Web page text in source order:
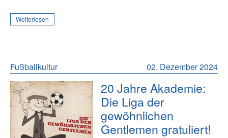
Weiterlesen
02. Dezember 2024
Fußballkultur
20 Jahre Akademie:
Die Liga der
gewöhnlichen
Gentlemen gratuliert!